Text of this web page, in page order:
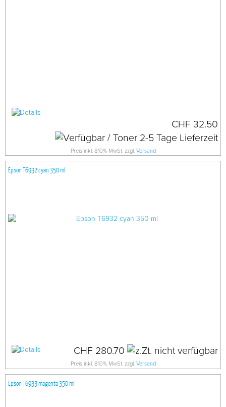
CHF 32.50
Preis inkl. 8.10% MwSt. zzgl. Versand
Epson T6932 cyan 350 ml
CHF 280.70
Preis inkl. 8.10% MwSt. zzgl. Versand
Epson T6933 magenta 350 ml